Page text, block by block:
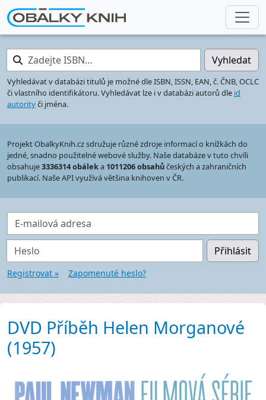
Zadejte ISBN… Vyhledat
Vyhledávat v databázi titulů je možné dle ISBN, ISSN, EAN, č. ČNB, OCLC
či vlastního identifikátoru. Vyhledávat lze i v databázi autorů dle id
autorityči jména.
Projekt ObalkyKnih.cz sdružuje různé zdroje informací o knížkách do
jedné, snadno použitelné webové služby. Naše databáze v tuto chvíli
obsahuje3336314 obáleka 1011206 obsahůčeských a zahraničních
publikací. Naše API využívá většina knihoven v ČR.
E-mailová adresa
Heslo Přihlásit
Registrovat » Zapomenuté heslo?
DVD Příběh Helen Morganové
(1957)